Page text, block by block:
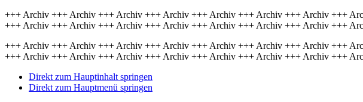
+++ Archiv +++ Archiv +++ Archiv +++ Archiv +++ Archiv +++ Archiv +++ Archiv +++
+++ Archiv +++ Archiv +++ Archiv +++ Archiv +++ Archiv +++ Archiv +++ Archiv +++
+++ Archiv +++ Archiv +++ Archiv +++ Archiv +++ Archiv +++ Archiv +++ Archiv +++
+++ Archiv +++ Archiv +++ Archiv +++ Archiv +++ Archiv +++ Archiv +++ Archiv +++
Direkt zum Hauptinhalt springen
Direkt zum Hauptmenü springen